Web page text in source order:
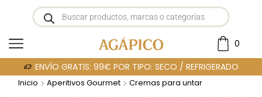
0
ENVÍO GRATIS: 99€ POR TIPO: SECO / REFRIGERADO
Inicio Aperitivos Gourmet Cremas para untar